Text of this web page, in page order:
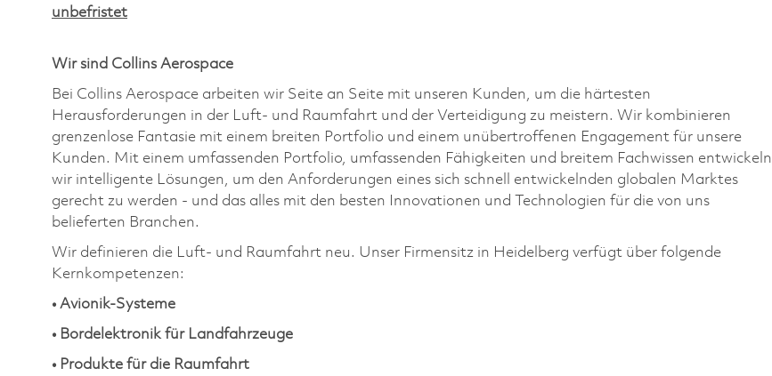
unbefristet
Wir sind Collins Aerospace
Bei Collins Aerospace arbeiten wir Seite an Seite mit unseren Kunden, um die härtesten
Herausforderungen in der Luft- und Raumfahrt und der Verteidigung zu meistern. Wir kombinieren
grenzenlose Fantasie mit einem breiten Portfolio und einem unübertroffenen Engagement für unsere
Kunden. Mit einem umfassenden Portfolio, umfassenden Fähigkeiten und breitem Fachwissen entwickeln
wir intelligente Lösungen, um den Anforderungen eines sich schnell entwickelnden globalen Marktes
gerecht zu werden - und das alles mit den besten Innovationen und Technologien für die von uns
belieferten Branchen.
Wir definieren die Luft- und Raumfahrt neu. Unser Firmensitz in Heidelberg verfügt über folgende
Kernkompetenzen:
• Avionik-Systeme
• Bordelektronik für Landfahrzeuge
• Produkte für die Raumfahrt